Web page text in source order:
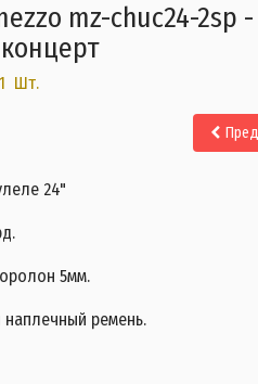
mz-chuc24-2sp
Шт.
24"
5мм.
наплечный ремень.